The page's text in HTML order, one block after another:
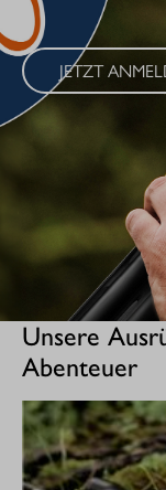
JETZT
Unsere
Abenteuer